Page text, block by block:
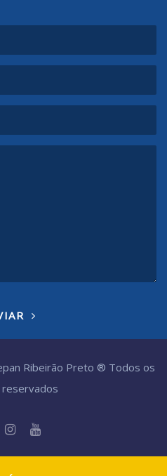
Ribeirão Preto ® Todos os